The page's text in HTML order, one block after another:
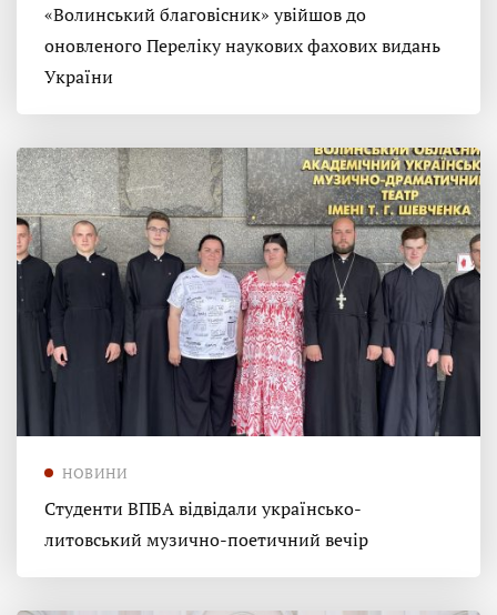
«Волинський благовісник» увійшов до
оновленого Переліку наукових фахових видань
України
НОВИНИ
Студенти ВПБА відвідали українсько-
литовський музично-поетичний вечір